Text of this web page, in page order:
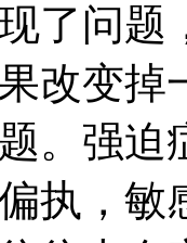
了问
改变
。强
执，敏